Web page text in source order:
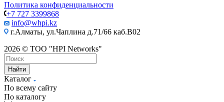
Политика конфиденциальности
+7 727 3399868
info@whpi.kz
г.Алматы, ул.Чаплина д.71/66 каб.B02
2026 © ТОО "HPI Networks"
Найти
Каталог
По всему сайту
По каталогу